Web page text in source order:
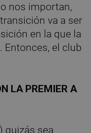
nos importan,
va a ser
en la que la
Entonces, el club
LA PREMIER A
quizás sea